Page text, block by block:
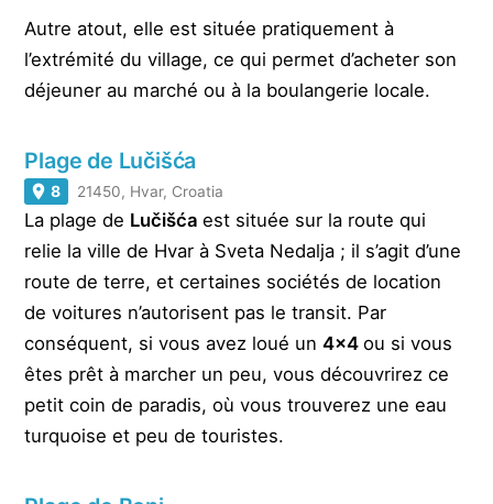
Autre atout, elle est située pratiquement à
l’extrémité du village, ce qui permet d’acheter son
déjeuner au marché ou à la boulangerie locale.
Plage de Lučišća
8 21450, Hvar, Croatia
La plage de Lučišćaest située sur la route qui
relie la ville de Hvar à Sveta Nedalja ; il s’agit d’une
route de terre, et certaines sociétés de location
de voitures n’autorisent pas le transit. Par
conséquent, si vous avez loué un4×4ou si vous
êtes prêt à marcher un peu, vous découvrirez ce
petit coin de paradis, où vous trouverez une eau
turquoise et peu de touristes.